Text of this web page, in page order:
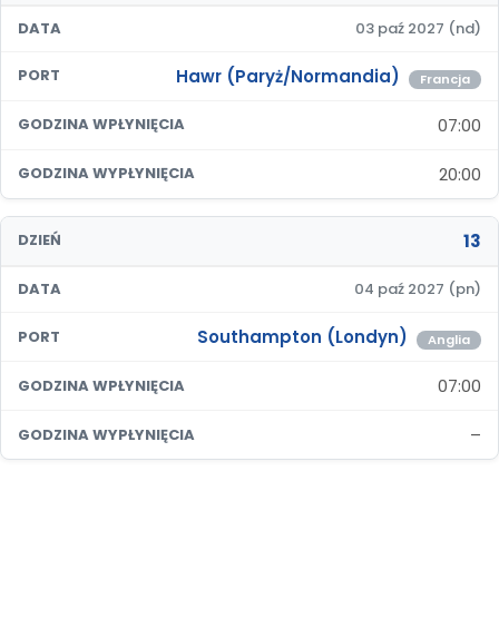
DATA 03 paź 2027 (nd)
PORT Hawr (Paryż/Normandia) Francja
GODZINA WPŁYNIĘCIA 07:00
GODZINA WYPŁYNIĘCIA 20:00
DZIEŃ 13
DATA 04 paź 2027 (pn)
PORT Southampton (Londyn) Anglia
GODZINA WPŁYNIĘCIA 07:00
GODZINA WYPŁYNIĘCIA –